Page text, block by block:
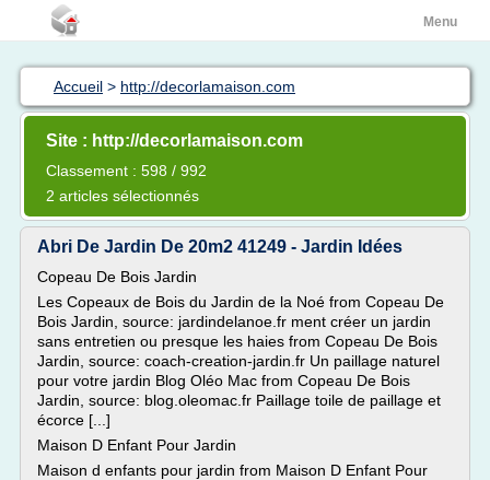
Menu
Accueil > http://decorlamaison.com
Site : http://decorlamaison.com
Classement : 598 / 992
2 articles sélectionnés
Abri De Jardin De 20m2 41249 - Jardin Idées
Copeau De Bois Jardin
Les Copeaux de Bois du Jardin de la Noé from Copeau De
Bois Jardin, source: jardindelanoe.fr ment créer un jardin
sans entretien ou presque les haies from Copeau De Bois
Jardin, source: coach-creation-jardin.fr Un paillage naturel
pour votre jardin Blog Oléo Mac from Copeau De Bois
Jardin, source: blog.oleomac.fr Paillage toile de paillage et
écorce [...]
Maison D Enfant Pour Jardin
Maison d enfants pour jardin from Maison D Enfant Pour